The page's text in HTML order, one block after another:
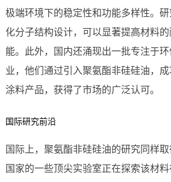
极端环境下的稳定性和功能多样性。
化分子结构设计，可以显著提高材料
能。此外，国内还涌现出一批专注于
业，他们通过引入聚氨酯非硅硅油，
涂料产品，获得了市场的广泛认可。
国际研究前沿
国际上，聚氨酯非硅硅油的研究同样
国家的一些顶尖实验室正在探索该材